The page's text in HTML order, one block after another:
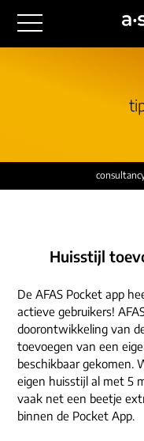
financiële
juridische
detachering
implementatie
overige
vacatures
outsourcing
detachering
consultancy
werken bij
onze experts
ons dna
contact
vestigingen
e-mail/telefoon
social media
Huisstijl
De AFAS Pocket app
actieve gebruikers!
doorontwikkeling van
toevoegen van een
beschikbaar gekomen.
eigen huisstijl al met 5
vaak net een beetje
binnen de Pocket App.